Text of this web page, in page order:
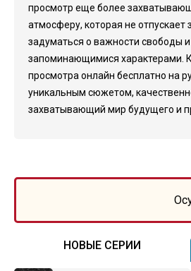
просмотр еще более
атмосферу, которая не
задуматься о важности свободы
запоминающимися характерами.
просмотра онлайн бесплатно на
уникальным сюжетом,
захватывающий мир будущего и
НОВЫЕ СЕРИИ